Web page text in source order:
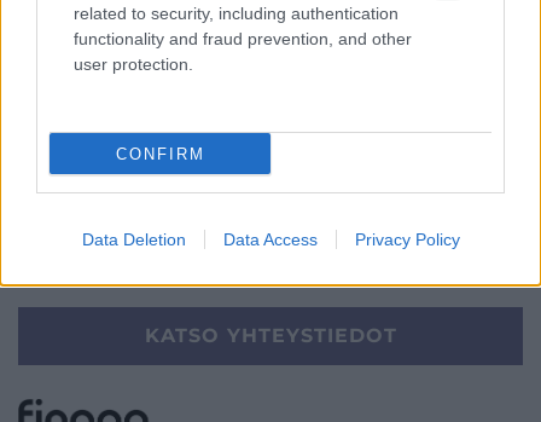
related to security, including authentication
functionality and fraud prevention, and other
user protection.
CONFIRM
Data Deletion Data Access Privacy Policy
Talouskonsultointi (esim. tunnuslukujen
tulkitseminen, budjetointi ja ennusteet)
perustamispalvelut)
YHTEYSTIEDOT
KATSO YHTEYSTIEDOT